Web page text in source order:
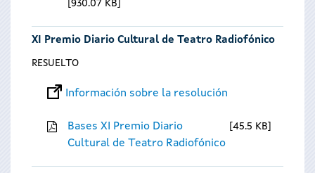
930.07 KB
XI Premio Diario Cultural de Teatro Radiofónico
RESUELTO
Información sobre la resolución
Bases XI Premio Diario
Cultural de Teatro Radiofónico
45.5 KB